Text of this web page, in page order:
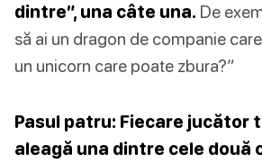
dintre”, una câte una. De
să ai un dragon de companie
un unicorn care poate zbura?”
Pasul patru: Fiecare jucător
aleagă una dintre cele două